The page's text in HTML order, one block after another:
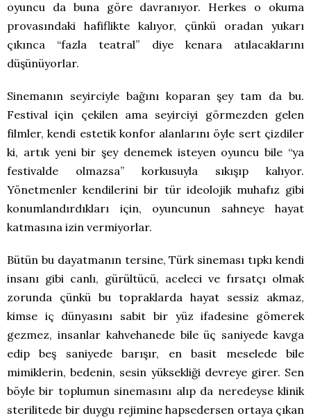
oyuncu da buna göre davranıyor. Herkes o okuma
provasındaki hafiflikte kalıyor, çünkü oradan yukarı
çıkınca “fazla teatral” diye kenara atılacaklarını
düşünüyorlar.
Sinemanın seyirciyle bağını koparan şey tam da bu.
Festival için çekilen ama seyirciyi görmezden gelen
filmler, kendi estetik konfor alanlarını öyle sert çizdiler
ki, artık yeni bir şey denemek isteyen oyuncu bile “ya
festivalde olmazsa” korkusuyla sıkışıp kalıyor.
Yönetmenler kendilerini bir tür ideolojik muhafız gibi
konumlandırdıkları için, oyuncunun sahneye hayat
katmasına izin vermiyorlar.
Bütün bu dayatmanın tersine, Türk sineması tıpkı kendi
insanı gibi canlı, gürültücü, aceleci ve fırsatçı olmak
zorunda çünkü bu topraklarda hayat sessiz akmaz,
kimse iç dünyasını sabit bir yüz ifadesine gömerek
gezmez, insanlar kahvehanede bile üç saniyede kavga
edip beş saniyede barışır, en basit meselede bile
mimiklerin, bedenin, sesin yüksekliği devreye girer. Sen
böyle bir toplumun sinemasını alıp da neredeyse klinik
sterilitede bir duygu rejimine hapsedersen ortaya çıkan